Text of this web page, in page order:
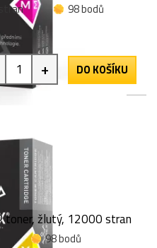
stran
98 bodů
+ DO KOŠÍKU
toner, žlutý, 12000 stran
98 bodů